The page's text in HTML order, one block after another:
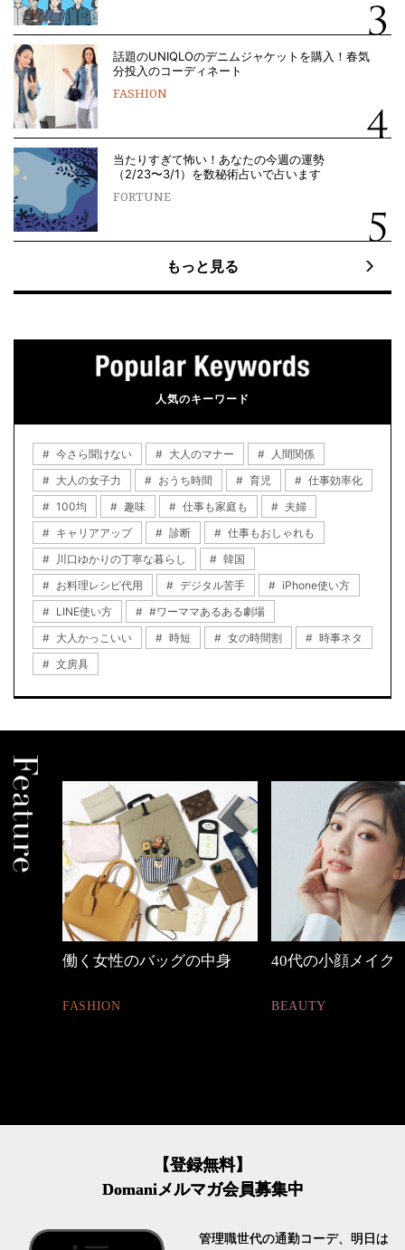
話題のUNIQLOのデニムジャケットを購入！春気
分投入のコーディネート
FASHION
当たりすぎて怖い！あなたの今週の運勢
（2/23〜3/1）を数秘術占いで占います
FORTUNE
もっと見る
人気のキーワード
今さら聞けない 大人のマナー
人間関係
大人の女子力
おうち時間 育児
仕事効率化
100均
趣味 仕事も家庭も
夫婦
キャリアアップ
診断
仕事もおしゃれも
川口ゆかりの丁寧な暮らし
韓国
お料理レシピ代用
デジタル苦手
iPhone使い方
LINE使い方
#ワーママあるある劇場
大人かっこいい
時短 女の時間割
時事ネタ
文房具
ッグの中身 40代の小顔メイク
優木ま
【登録無料】
Domaniメルマガ会員募集中
管理職世代の通勤コーデ、明日は